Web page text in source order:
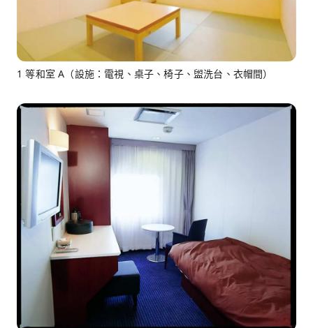
1 等和室 A（設施：電視、桌子、椅子、盥洗台、衣帽間）